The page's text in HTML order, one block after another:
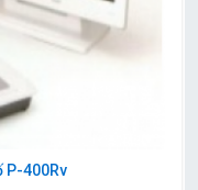
P-400Rv